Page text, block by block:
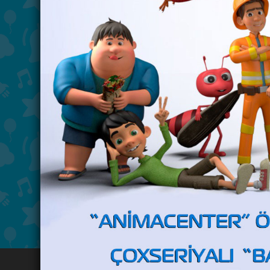
"Tap görək" - 9 may 2026-cı